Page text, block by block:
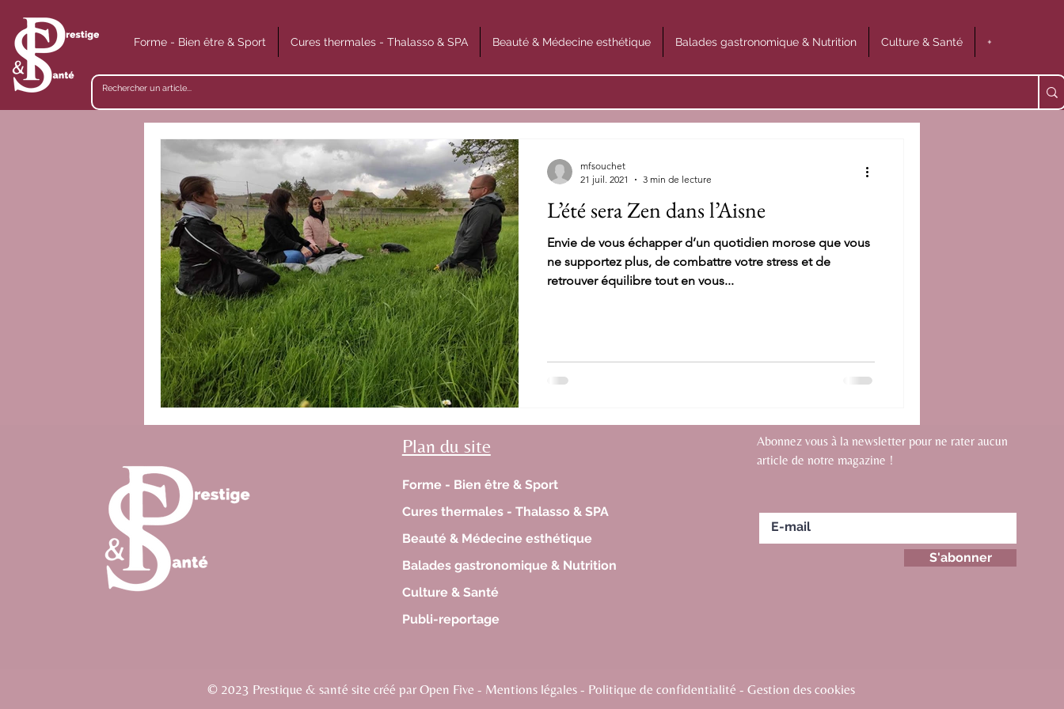
Forme - Bien être & Sport Cures thermales - Thalasso & SPA Beauté & Médecine esthétique Balades gastronomique & Nutrition Culture & Santé +
L’été sera Zen dans l’Aisne
Envie de vous échapper d’un quotidien morose que vous
ne supportez plus, de combattre votre stress et de
retrouver équilibre tout en vous...
mfsouchet
21 juil. 2021
3 min de lecture
Plan du site
Forme - Bien être & Sport
Cures thermales - Thalasso & SPA
Beauté & Médecine esthétique
Balades gastronomique & Nutrition
Culture & Santé
Publi-reportage
Abonnez vous à la newsletter pour ne rater aucun
article de notre magazine !
S'abonner
© 2023 Prestique & santé site créé par Open Five - Mentions légales - Politique de confidentialité - Gestion des cookies